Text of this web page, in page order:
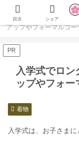
ホーム 着物
アップやフォーマルコー
PR
入学式でロ
ップやフォー
着物
入学式は、お子さま
目次 シェア